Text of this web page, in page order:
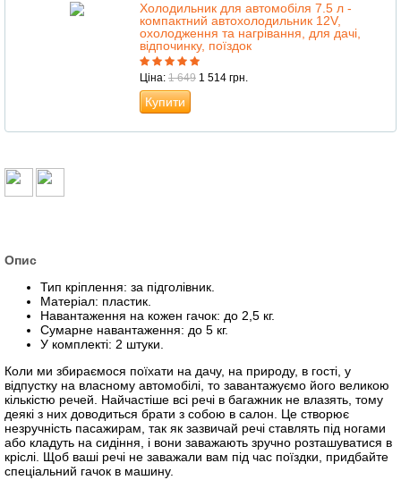
Холодильник для автомобіля 7.5 л -
компактний автохолодильник 12V,
охолодження та нагрівання, для дачі,
відпочинку, поїздок
Ціна: 1 649 1 514 грн.
Купити
Опис
Тип кріплення: за підголівник.
Матеріал: пластик.
Навантаження на кожен гачок: до 2,5 кг.
Сумарне навантаження: до 5 кг.
У комплекті: 2 штуки.
Коли ми збираємося поїхати на дачу, на природу, в гості, у
відпустку на власному автомобілі, то завантажуємо його великою
кількістю речей. Найчастіше всі речі в багажник не влазять, тому
деякі з них доводиться брати з собою в салон. Це створює
незручність пасажирам, так як зазвичай речі ставлять під ногами
або кладуть на сидіння, і вони заважають зручно розташуватися в
кріслі. Щоб ваші речі не заважали вам під час поїздки, придбайте
спеціальний гачок в машину.